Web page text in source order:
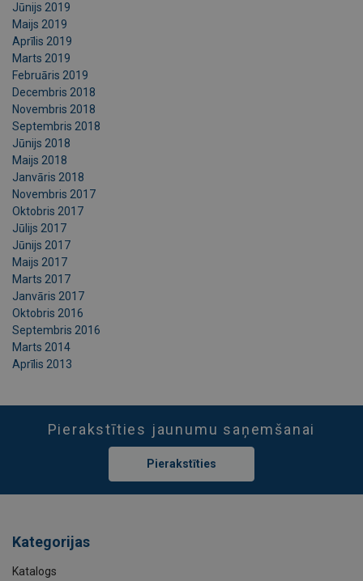
Jūnijs 2019
Maijs 2019
Aprīlis 2019
Marts 2019
Februāris 2019
Decembris 2018
Novembris 2018
Septembris 2018
Jūnijs 2018
Maijs 2018
Janvāris 2018
Novembris 2017
Oktobris 2017
Jūlijs 2017
Jūnijs 2017
Maijs 2017
Marts 2017
Janvāris 2017
Oktobris 2016
Septembris 2016
Marts 2014
Aprīlis 2013
Pierakstīties jaunumu saņemšanai
Pierakstīties
Kategorijas
Katalogs